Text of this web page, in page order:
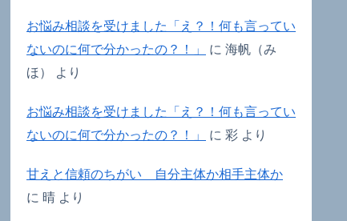
お悩み相談を受けました「え？！何も言ってい
ないのに何で分かったの？！」
に 海帆（み
ほ）
より
お悩み相談を受けました「え？！何も言ってい
ないのに何で分かったの？！」
に 彩 より
甘えと信頼のちがい 自分主体か相手主体か
に 晴 より